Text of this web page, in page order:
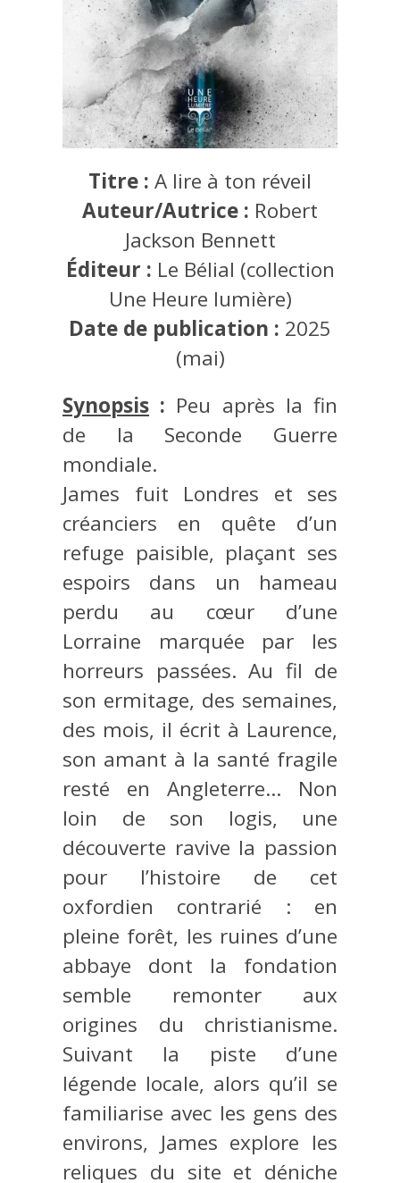
Titre : A lire à ton réveil
Auteur/Autrice : Robert
Jackson Bennett
Éditeur : Le Bélial (collection
Une Heure lumière)
Date de publication : 2025
(mai)
Synopsis : Peu après la fin
de la Seconde Guerre
mondiale.
James fuit Londres et ses
créanciers en quête d’un
refuge paisible, plaçant ses
espoirs dans un hameau
perdu au cœur d’une
Lorraine marquée par les
horreurs passées. Au fil de
son ermitage, des semaines,
des mois, il écrit à Laurence,
son amant à la santé fragile
resté en Angleterre… Non
loin de son logis, une
découverte ravive la passion
pour l’histoire de cet
oxfordien contrarié : en
pleine forêt, les ruines d’une
abbaye dont la fondation
semble remonter aux
origines du christianisme.
Suivant la piste d’une
légende locale, alors qu’il se
familiarise avec les gens des
environs, James explore les
reliques du site et déniche